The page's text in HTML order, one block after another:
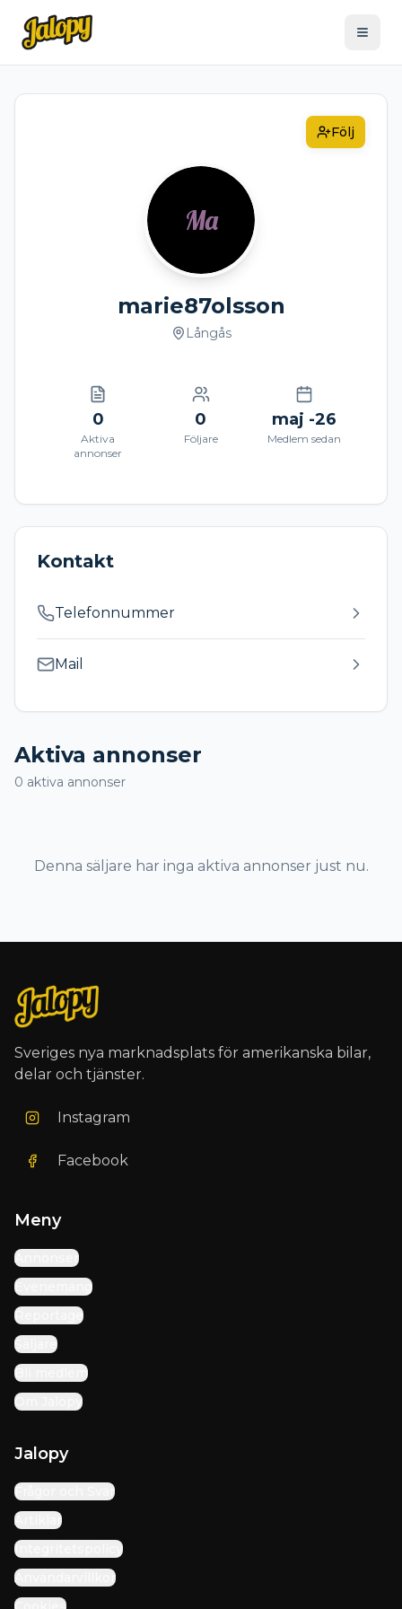
Följ
Ma
marie87olsson
Långås
0
Aktiva
annonser
0
Följare
maj -26
Medlem sedan
Kontakt
Telefonnummer
Mail
Aktiva annonser
0 aktiva annonser
Denna säljare har inga aktiva annonser just nu.
Sveriges nya marknadsplats för amerikanska bilar,
delar och tjänster.
Instagram
Facebook
Meny
Annonser
Evenemang
Reportage
Säljare
Bli medlem
Om Jalopy
Jalopy
Frågor och Svar
Artiklar
Integritetspolicy
Användarvillkor